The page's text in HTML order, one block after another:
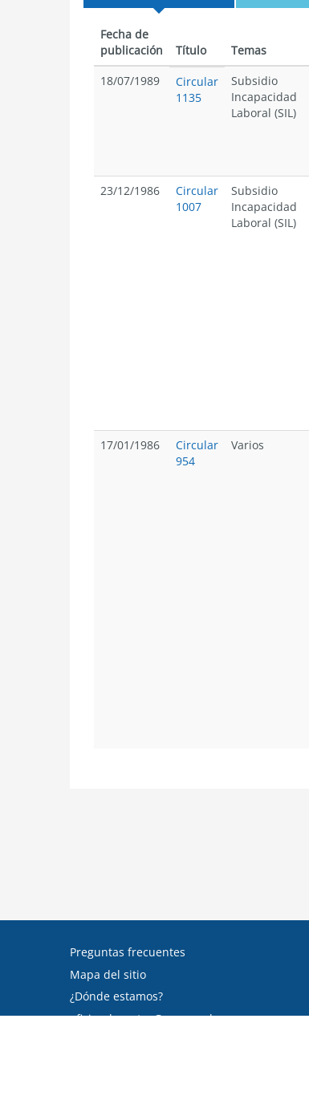
Fecha de
publicación
Título Temas
18/07/1989
Circular
1135
Subsidio
Incapacidad
Laboral (SIL)
23/12/1986
Circular
1007
Subsidio
Incapacidad
Laboral (SIL)
17/01/1986
Circular
954
Varios
Preguntas frecuentes
Mapa del sitio
¿Dónde estamos?
oficinadepartes@suseso.cl